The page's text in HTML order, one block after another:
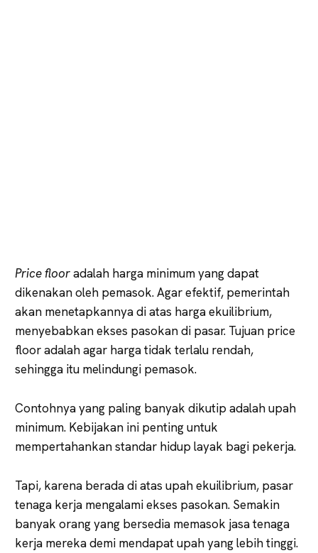
Price flooradalah harga minimum yang dapat
dikenakan oleh pemasok. Agar efektif, pemerintah
akan menetapkannya di atas harga ekuilibrium,
menyebabkan ekses pasokan di pasar. Tujuan price
floor adalah agar harga tidak terlalu rendah,
sehingga itu melindungi pemasok.
Contohnya yang paling banyak dikutip adalah upah
minimum. Kebijakan ini penting untuk
mempertahankan standar hidup layak bagi pekerja.
Tapi, karena berada di atas upah ekuilibrium, pasar
tenaga kerja mengalami ekses pasokan. Semakin
banyak orang yang bersedia memasok jasa tenaga
kerja mereka demi mendapat upah yang lebih tinggi.